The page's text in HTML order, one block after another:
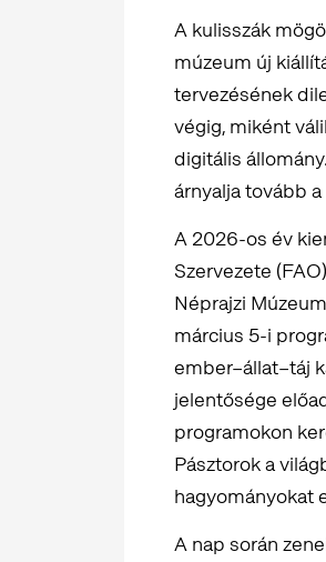
A kulisszák
múzeum új
tervezésének
végig, miként
digitális
árnyalja tovább
A 2026-os év
Szervezete
Néprajzi
március 5-i
ember–állat–táj
jelentősége
programokon
Pásztorok a
hagyományokat
A nap során